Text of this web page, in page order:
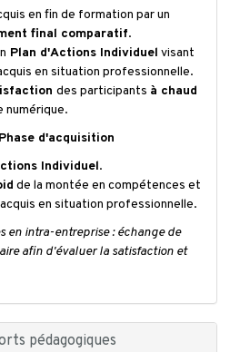
en fin de formation par un
final comparatif.
Plan d'Actions Individuel visant
en situation professionnelle.
des participants à chaud
numérique.
d'acquisition
Individuel.
de la montée en compétences et
en situation professionnelle.
en intra-entreprise : échange de
afin d'évaluer la satisfaction et
pédagogiques